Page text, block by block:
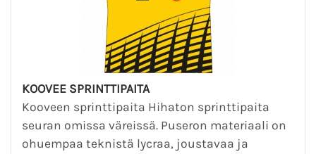
KOOVEE SPRINTTIPAITA
Kooveen sprinttipaita Hihaton sprinttipaita
seuran omissa väreissä. Puseron materiaali on
ohuempaa teknistä lycraa, joustavaa ja